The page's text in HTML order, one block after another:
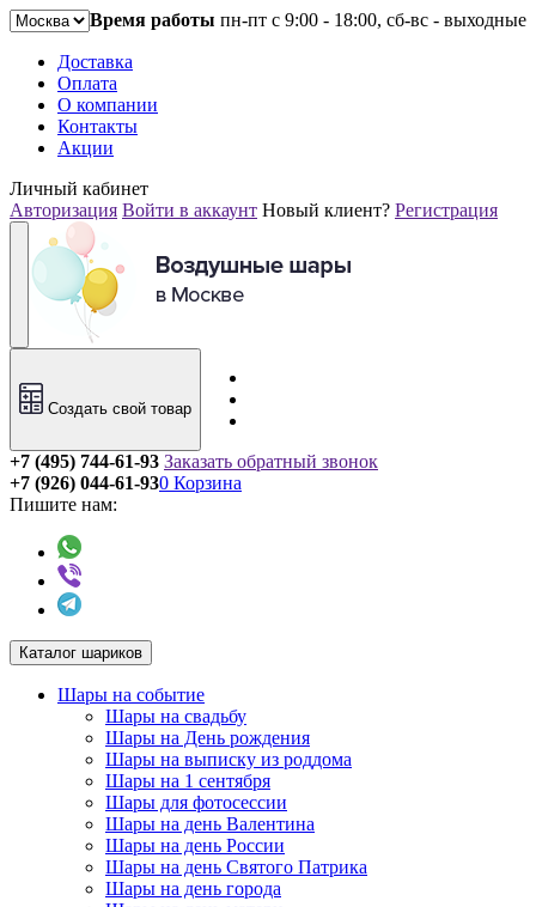
Время работы пн-пт с 9:00 - 18:00, сб-вс - выходные
Доставка
Оплата
О компании
Контакты
Акции
Личный кабинет
Авторизация Войти в аккаунт Новый клиент? Регистрация
Создать свой товар
+7 (495) 744-61-93 Заказать обратный звонок
+7 (926) 044-61-93
Пишите нам:
0 Корзина
Каталог шариков
Шары на событие
Шары на свадьбу
Шары на День рождения
Шары на выписку из роддома
Шары на 1 сентября
Шары для фотосессии
Шары на день Валентина
Шары на день России
Шары на день Святого Патрика
Шары на день города